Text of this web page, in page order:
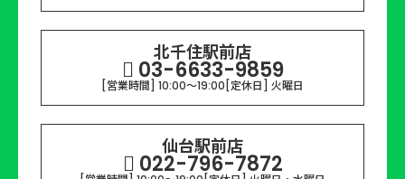
北千住駅前店
03-6633-9859
[営業時間] 10:00～19:00 [定休日] 火曜日
仙台駅前店
022-796-7872